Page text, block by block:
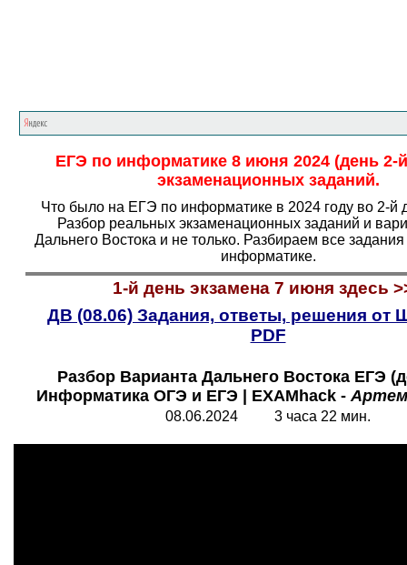
ЕГЭ по информатике 8 июня 2024 (день 2-
экзаменационных заданий.
Что было на ЕГЭ по информатике в 2024 году во 2-й
Разбор реальных экзаменационных заданий и
Дальнего Востока и не только. Разбираем все
информатике.
1-й день экзамена 7 июня здесь
ДВ (08.06) Задания, ответы, решения от
PDF
Разбор Варианта Дальнего Востока ЕГЭ
Информатика ОГЭ и ЕГЭ | EXAMhack -Артем
08.06.2024 3 часа 22 мин.